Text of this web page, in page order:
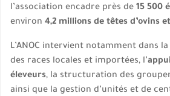
l’association encadre près de 15 500
environ 4,2 millions de têtes d’ovins
L’ANOC intervient notamment dans la
des races locales et importées, l’
éleveurs, la structuration des
ainsi que la gestion d’unités et de